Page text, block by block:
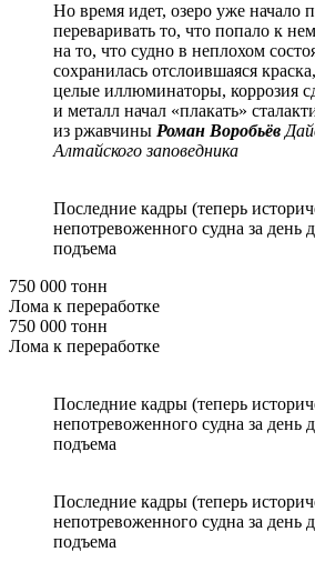
Но время идет, озеро уже начало
переваривать то, что попало к
на то, что судно в неплохом
сохранилась отслоившаяся
целые иллюминаторы, коррозия
и металл начал «плакать»
из ржавчины Роман Воробьёв
Алтайского заповедника
Последние кадры (теперь
непотревоженного судна за день
подъема
750 000 тонн
Лома к переработке
750 000 тонн
Лома к переработке
Последние кадры (теперь
непотревоженного судна за день
подъема
Последние кадры (теперь
непотревоженного судна за день
подъема